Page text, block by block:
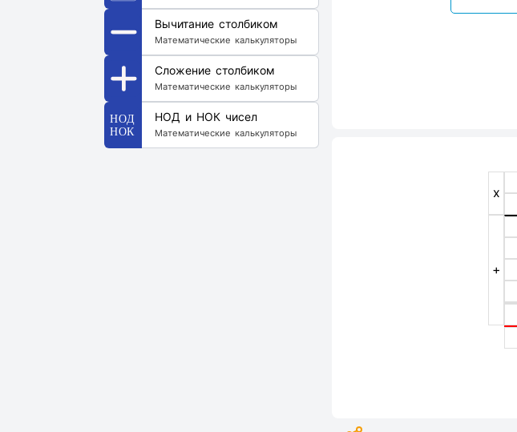
Вычитание столбиком
Математические калькуляторы
Сложение столбиком
Математические калькуляторы
НОД и НОК чисел
Математические калькуляторы
x
+